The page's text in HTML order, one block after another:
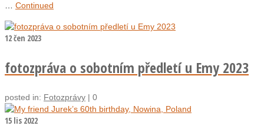
Continued
12čen 2023
fotozpráva o sobotním předletí u Emy 2023
posted in: Fotozprávy | 0
15 lis 2022